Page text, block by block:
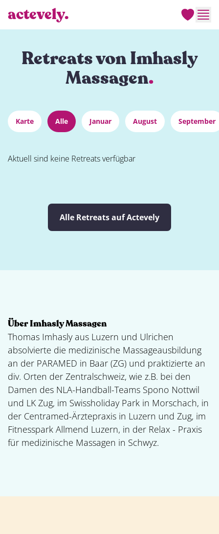
actevely.
Retreats von Imhasly
Massagen.
Karte Alle Januar August September
Aktuell sind keine Retreats verfügbar
Alle Retreats auf Actevely
Über Imhasly Massagen
Thomas Imhasly aus Luzern und Ulrichen
absolvierte die medizinische Massageausbildung
an der PARAMED in Baar (ZG) und praktizierte an
div. Orten der Zentralschweiz, wie z.B. bei den
Damen des NLA-Handball-Teams Spono Nottwil
und LK Zug, im Swissholiday Park in Morschach, in
der Centramed-Ärztepraxis in Luzern und Zug, im
Fitnesspark Allmend Luzern, in der Relax - Praxis
für medizinische Massagen in Schwyz.